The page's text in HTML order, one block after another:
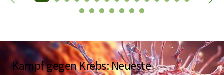
Kampf gegen Krebs: Neueste